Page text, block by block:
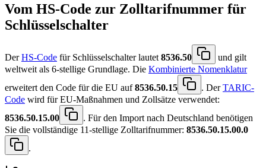
Vom HS-Code zur Zolltarifnummer für
Schlüsselschalter
DerHS-Code für Schlüsselschalter lautet8536.50
und gilt
weltweit als 6-stellige Grundlage. Die Kombinierte Nomenklatur
erweitert den Code für die EU auf8536.50.15 . DerTARIC-
Code wird für EU-Maßnahmen und Zollsätze verwendet:
8536.50.15.00
. Für den Import nach Deutschland benötigen
Sie die vollständige 11-stellige Zolltarifnummer: 8536.50.15.00.0
.